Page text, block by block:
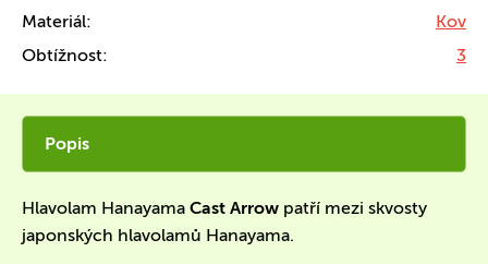
Materiál:
Kov
Obtížnost:
3
Popis
Hlavolam Hanayama Cast Arrow patří mezi skvosty
japonských hlavolamů Hanayama.